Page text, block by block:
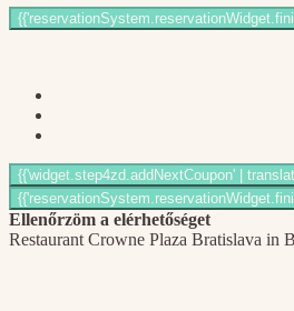
Ellenőrzöm a elérhetőséget
Restaurant Crowne Plaza Bratislava in